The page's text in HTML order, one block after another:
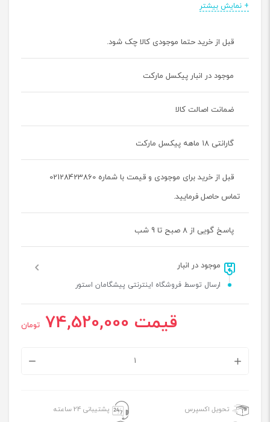
پروتکل:KNX
تعداد کانال:2 عدد
رطوبت نسبی کاری:
+ نمایش بیشتر
قبل از خرید حتما موجودی کالا چک شود.
موجود در انبار پیکسل مارکت
ضمانت اصالت کالا
گارانتی ۱۸ ماهه پیکسل مارکت
قبل از خرید برای موجودی و قیمت با شماره 02128423860
تماس حاصل فرمایید.
پاسخ گویی از 8 صبح تا 9 شب
موجود در انبار
ارسال توسط فروشگاه اینترنتی پیشگامان استور
قیمت 74,520,000 تومان
تحویل اکسپرس پشتیبانی 24 ساعته